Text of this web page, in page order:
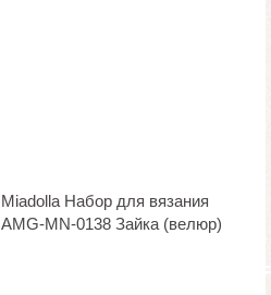
Miadolla Набор для вязания
AMG-MN-0138 Зайка (велюр)